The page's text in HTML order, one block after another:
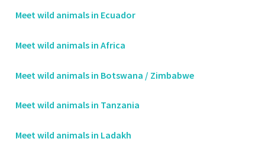
Meet wild animals in Ecuador
Meet wild animals in Africa
Meet wild animals in Botswana / Zimbabwe
Meet wild animals in Tanzania
Meet wild animals in Ladakh